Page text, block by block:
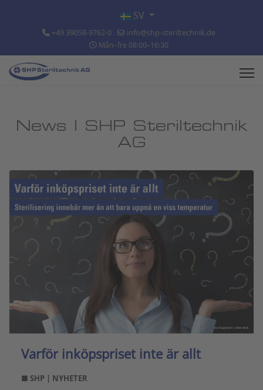
Välj ditt språk
SV
+49 39058-9762-0
info@shp-steriltechnik.de
Mån–fre 08:00–16:30
News | SHP Steriltechnik
AG
Varför inköpspriset inte är allt
■ SHP | NYHETER